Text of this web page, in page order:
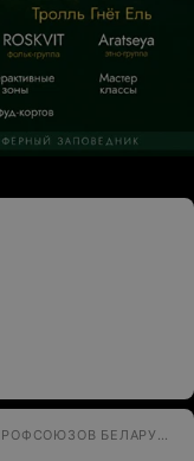
УЧРЕЖДЕНИЕ ОБРАЗОВАНИЯ ФЕДЕРАЦИИ ПРОФСОЮЗОВ БЕЛАРУСИ